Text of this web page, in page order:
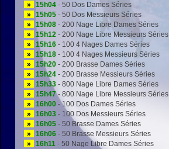
»
15h04 - 50 Dos Dames Séries
»
15h05 - 50 Dos Messieurs Séries
»
15h08 - 200 Nage Libre Dames Séries
»
15h12 - 200 Nage Libre Messieurs Séries
»
15h16 - 100 4 Nages Dames Séries
»
15h18 - 100 4 Nages Messieurs Séries
»
15h20 - 200 Brasse Dames Séries
»
15h24 - 200 Brasse Messieurs Séries
»
15h33 - 800 Nage Libre Dames Séries
»
15h47- 800 Nage Libre Messieurs Séries
»
16h00 - 100 Dos Dames Séries
»
16h03 - 100 Dos Messieurs Séries
»
16h05 - 50 Brasse Dames Séries
»
16h06 - 50 Brasse Messieurs Séries
»
16h11 - 50 Nage Libre Dames Séries